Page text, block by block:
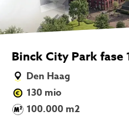
Binck City Park fase
Den Haag
130 mio
100.000 m2